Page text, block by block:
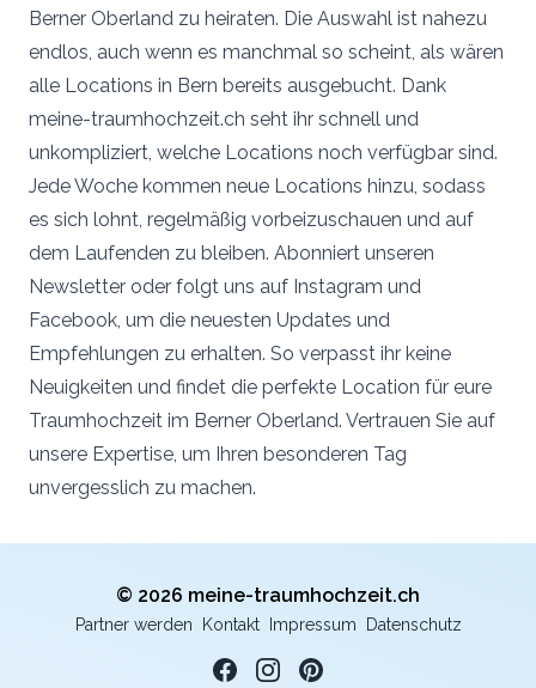
Berner Oberland zu heiraten. Die Auswahl ist nahezu
endlos, auch wenn es manchmal so scheint, als wären
alle Locations in Bern bereits ausgebucht. Dank
meine-traumhochzeit.ch seht ihr schnell und
unkompliziert, welche Locations noch verfügbar sind.
Jede Woche kommen neue Locations hinzu, sodass
es sich lohnt, regelmäßig vorbeizuschauen und auf
dem Laufenden zu bleiben. Abonniert unseren
Newsletter oder folgt uns auf Instagram und
Facebook, um die neuesten Updates und
Empfehlungen zu erhalten. So verpasst ihr keine
Neuigkeiten und findet die perfekte Location für eure
Traumhochzeit im Berner Oberland. Vertrauen Sie auf
unsere Expertise, um Ihren besonderen Tag
unvergesslich zu machen.
© 2026 meine-traumhochzeit.ch
Partner werden Kontakt Impressum Datenschutz